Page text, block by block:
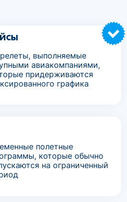
выполняемые
авиакомпаниями,
придерживаются
графика
полетные
которые обычно
на ограниченный